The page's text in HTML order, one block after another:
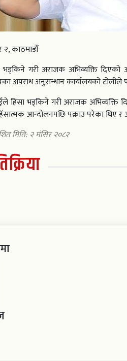
२, काठमाडौँ
भड्किने गरी अराजक अभिव्यक्ति दिएको
अपराध अनुसन्धान कार्यालयको टोलीले
हिंसा भड्किने गरी अराजक अभिव्यक्ति
आन्दोलनपछि पक्राउ परेका थिए
मिति: २ मंसिर २०८२